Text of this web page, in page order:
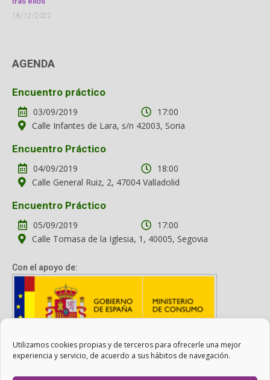
Utilizamos cookies propias y de terceros para ofrecerle una mejor
experiencia y servicio, de acuerdo a sus hábitos de navegación.
18/12/2022
AGENDA
Encuentro práctico
03/09/2019
17:00
Calle Infantes de Lara, s/n 42003, Soria
Encuentro Práctico
04/09/2019
18:00
Calle General Ruiz, 2, 47004 Valladolid
Encuentro Práctico
05/09/2019
17:00
Calle Tomasa de la Iglesia, 1, 40005, Segovia
Con el apoyo de:
Con el apoyo del Ministerio de Consumo. Su contenido es
responsabilidad exclusiva de la asociación.